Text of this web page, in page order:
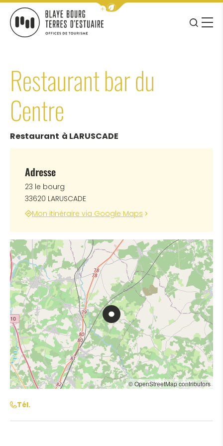
Afficher la barre de navigation
JE
MENU
Restaurant bar du
Centre
Restaurant à LARUSCADE
Adresse
23 le bourg
33620 LARUSCADE
Mon itinéraire via Google Maps
© OpenStreetMap contributors
Tél.